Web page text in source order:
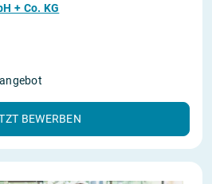
+ Co. KG
BEWERBEN